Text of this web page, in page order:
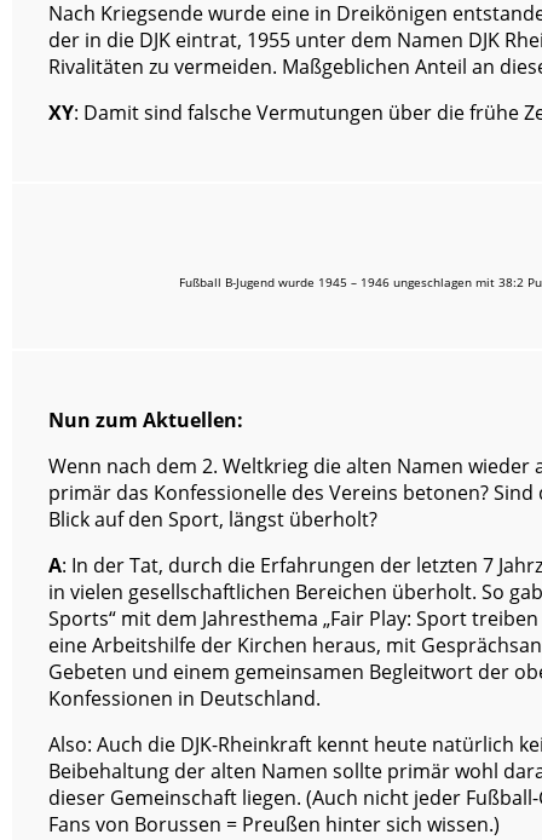
Nach Kriegsende wurde eine in Dreikönigen
der in die DJK eintrat, 1955 unter dem Namen DJK
Rivalitäten zu vermeiden. Maßgeblichen Anteil an
XY: Damit sind falsche Vermutungen über die frühe
Fußball B-Jugend wurde 1945 – 1946 ungeschlagen mit 38:2
Nun zum Aktuellen:
Wenn nach dem 2. Weltkrieg die alten Namen
primär das Konfessionelle des Vereins betonen?
Blick auf den Sport, längst überholt?
A: In der Tat, durch die Erfahrungen der letzten 7
in vielen gesellschaftlichen Bereichen überholt. So
Sports“ mit dem Jahresthema „Fair Play: Sport
eine Arbeitshilfe der Kirchen heraus, mit
Gebeten und einem gemeinsamen Begleitwort der
Konfessionen in Deutschland.
Also: Auch die DJK-Rheinkraft kennt heute natürlich
Beibehaltung der alten Namen sollte primär wohl
dieser Gemeinschaft liegen. (Auch nicht jeder
Fans von Borussen = Preußen hinter sich wissen.)